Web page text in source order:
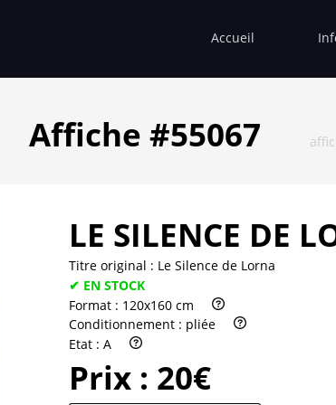
Accueil
Affiche #55067
LE SILENCE DE
Titre original : Le Silence de Lorna
✔ EN STOCK
Format : 120x160 cm
Conditionnement : pliée
Etat : A
Prix : 20€